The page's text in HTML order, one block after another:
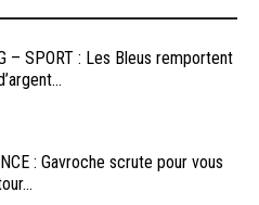
– SPORT : Les Bleus remportent
: Gavroche scrute pour vous